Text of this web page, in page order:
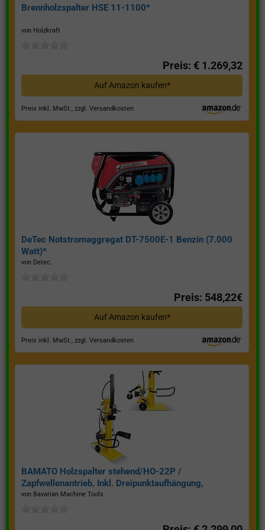
Brennholzspalter HSE 11-1100*
von Holzkraft
Preis: € 1.269,32
Auf Amazon kaufen*
Preis inkl. MwSt., zzgl. Versandkosten
DeTec Notstromaggregat DT-7500E-1 Benzin (7.000
Watt)*
von Detec.
Preis: 548,22€
Auf Amazon kaufen*
Preis inkl. MwSt., zzgl. Versandkosten
BAMATO Holzspalter stehend/HO-22P /
Zapfwellenantrieb, Inkl. Dreipunktaufhängung,
Spaltkraft 22 Tonnen*
von Bavarian Machine Tools